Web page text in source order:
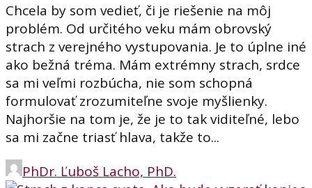
Chcela by som vedieť, či je riešenie na môj
problém. Od určitého veku mám obrovský
strach z verejného vystupovania. Je to úplne iné
ako bežná tréma. Mám extrémny strach, srdce
sa mi veľmi rozbúcha, nie som schopná
formulovať zrozumiteľne svoje myšlienky.
Najhoršie na tom je, že je to tak viditeľné, lebo
sa mi začne triasť hlava, takže to...
PhDr. Ľuboš Lacho, PhD.